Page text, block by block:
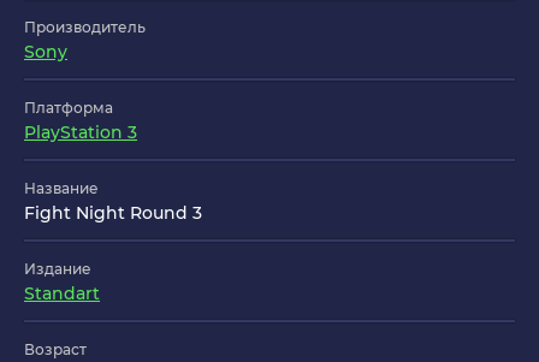
Производитель
Sony
Платформа
PlayStation 3
Название
Fight Night Round 3
Издание
Standart
Возраст